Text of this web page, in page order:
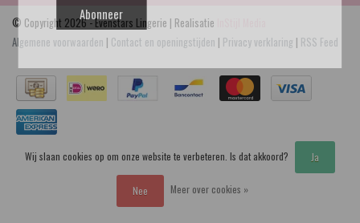
© Copyright 2026 - Evenstars Lingerie | Realisatie
Algemene voorwaarden | Contact en openingstijden | Privacy verklaring | RSS Feed
Abonneer
Wij slaan cookies op om onze website te verbeteren. Is dat akkoord? Ja
Nee Meer over cookies »